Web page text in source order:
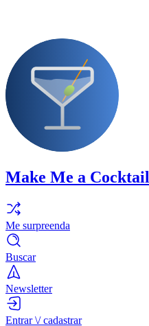
Make Me a Cocktail
Me surpreenda
Buscar
Newsletter
Entrar \/ cadastrar